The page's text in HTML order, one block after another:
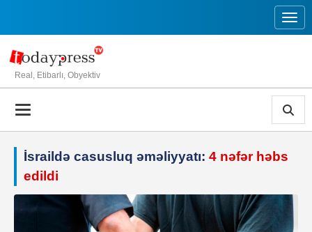
Real, Etibarlı, Obyektiv
İsraildə casusluq əməliyyatı: 4 nəfər həbs
edildi